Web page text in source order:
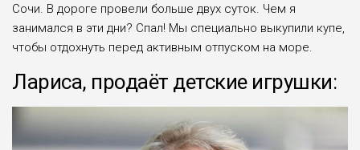
Сочи. В дороге провели больше двух суток. Чем я
занимался в эти дни? Спал! Мы специально выкупили купе,
чтобы отдохнуть перед активным отпуском на море.
Лариса, продаёт детские игрушки: